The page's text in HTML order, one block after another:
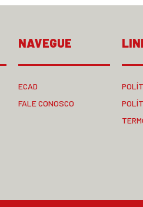
NAVEGUE
ECAD
FALE CONOSCO